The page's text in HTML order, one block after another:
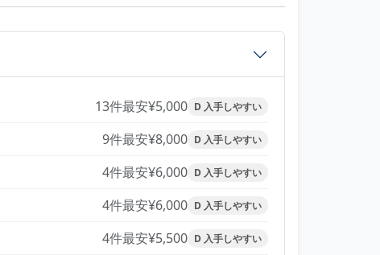
13件最安¥5,000 D 入手しやすい
9件最安¥8,000 D 入手しやすい
4件最安¥6,000 D 入手しやすい
4件最安¥6,000 D 入手しやすい
4件最安¥5,500 D 入手しやすい